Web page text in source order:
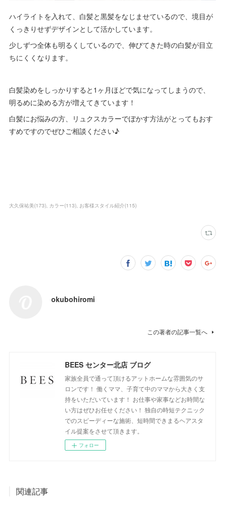
ハイライトを入れて、白髪と黒髪をなじませているので、境目が
くっきりせずデザインとして活かしています。
少しずつ全体も明るくしているので、伸びてきた時の白髪が目立
ちにくくなります。
白髪染めをしっかりすると1ヶ月ほどで気になってしまうので、
明るめに染める方が増えてきています！
白髪にお悩みの方、リュクスカラーでぼかす方法がとってもおす
すめですのでぜひご相談ください♪
大久保祐美(173) カラー(113) お客様スタイル紹介(115)
okubohiromi
この著者の記事一覧へ
BEES センター北店 ブログ
家族全員で通って頂けるアットホームな雰囲気のサ
ロンです！ 働くママ、子育て中のママから大きく支
持をいただいています！ お仕事や家事などお時間な
い方はぜひお任せください！ 独自の時短テクニック
でのスピーディーな施術、短時間できまるヘアスタ
イル提案をさせて頂きます。
フォロー
関連記事